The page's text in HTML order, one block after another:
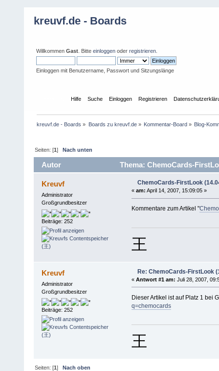
kreuvf.de - Boards
Willkommen Gast . Bitte einloggen oder registrieren
Einloggen mit Benutzername, Passwort und Sitzungslänge
Hilfe Suche Einloggen Registrieren
kreuvf.de - Boards » Boards zu kreuvf.de» Kommentar-Board» Blog-
Seiten: [1]Nach unten
Autor Thema: ChemoCards-
Kreuvf
Administrator
Großgrundbesitzer
Beiträge: 252
ChemoCards-FirstLook
« am: April 14, 2007, 15:09:05 »
Kommentare zum Artikel "
王
Kreuvf
Administrator
Großgrundbesitzer
Beiträge: 252
Re: ChemoCards-FirstLook
« Antwort #1 am: Juli 28, 2007,
Dieser Artikel ist auf Platz 1 bei
q=chemocards
王
Seiten: [1]Nach oben